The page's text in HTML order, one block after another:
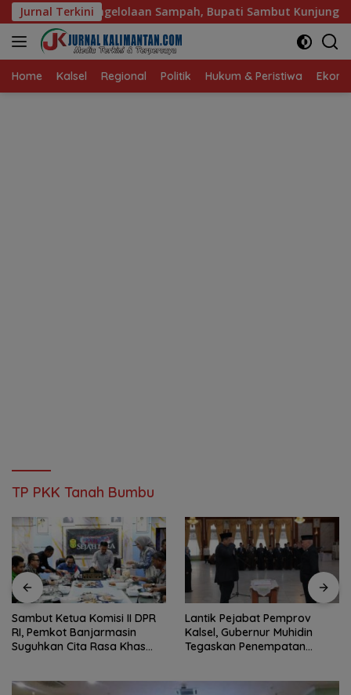
Langsung
ke
konten
Jurnal Terkini
Sampah, Bupati Sambut Kunjungan Istri Menteri LH
Home Kalsel Regional Politik Hukum & Peristiwa
TP PKK Tanah Bumbu
Sambut Ketua Komisi II DPR
RI, Pemkot Banjarmasin
Suguhkan Cita Rasa Khas
Lantik Pejabat Pemprov
Kalsel, Gubernur Muhidin
Tegaskan Penempatan